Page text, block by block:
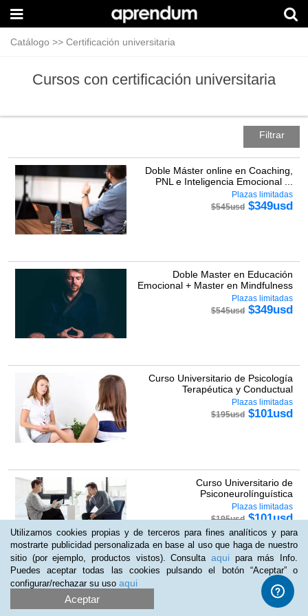
Catálogo >> Certificación universitaria
Cursos con certificación universitaria
Filtrar
Doble Máster online en Coaching,
PNL e Inteligencia Emocional ...
Plazas limitadas
$545usd $349usd
Doble Master en Educación
Emocional + Master en Mindfulness
Plazas limitadas
$545usd $349usd
Curso Universitario de Psicología
Terapéutica y Conductual
Plazas limitadas
$195usd $101usd
Curso Universitario de
Psiconeurolínguística
Plazas limitadas
$195usd $101usd
Doble Master en Psicología Infantil-
Juvenil + Coaching y Disci...
Plazas limitadas
Utilizamos cookies propias y de terceros para fines analíticos y para
mostrarte publicidad personalizada en base al uso que haga de nuestro
sitio (por ejemplo, productos vistos). Consulta aqui para más Info.
Puedes aceptar todas las cookies pulsando el botón “Aceptar” o
configurar/rechazar su uso aqui
Aceptar